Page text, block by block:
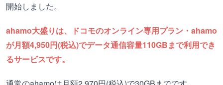
開始しました。
ahamo大盛りは、ドコモのオンライン専用プラン・ahamo
が月額4,950円(税込)でデータ通信容量110GBまで利用でき
るサービスです。